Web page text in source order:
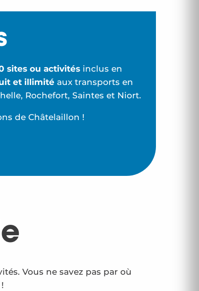
sites ou activités inclus en
et illimitéaux transports en
Rochefort, Saintes et Niort.
de Châtelaillon !
Vous ne savez pas par où